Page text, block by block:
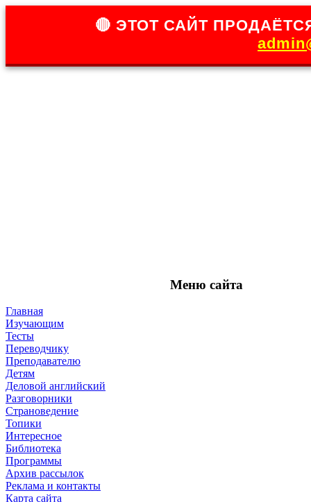
🔴 ЭТОТ САЙТ
Меню сайта
Главная
Изучающим
Тесты
Переводчику
Преподавателю
Детям
Деловой английский
Разговорники
Страноведение
Топики
Интересное
Библиотека
Программы
Архив рассылок
Реклама и контакты
Карта сайта